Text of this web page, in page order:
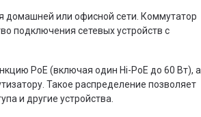
домашней или офисной сети. Коммутатор
подключения сетевых устройств с
PoE (включая один Hi-PoE до 60 Вт), а
Такое распределение позволяет
и другие устройства.